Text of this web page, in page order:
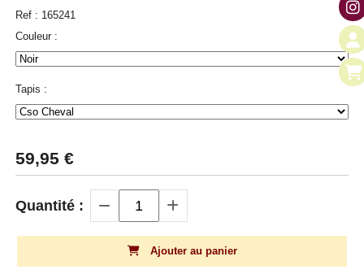
Ref : 165241
Couleur :
Tapis :
59,95 €
Quantité :
Ajouter au panier